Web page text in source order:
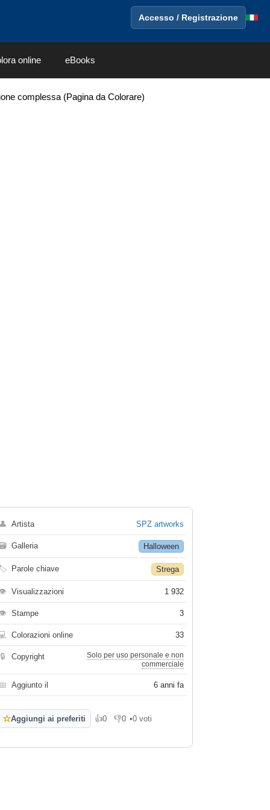
Accesso / Registrazione
online eBooks
complessa (Pagina da Colorare)
Artista SPZ artworks
Galleria Halloween
Parole chiave Strega
Visualizzazioni 1 932
Stampe 3
Colorazioni online 33
🔒 Copyright
Solo per uso personale e non
commerciale
Aggiunto il 6 anni fa
☆Aggiungi ai preferiti 👍0
Mi piace
👎0
Non mi piace
•0 voti